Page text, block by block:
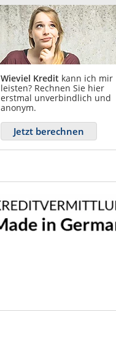
Wieviel Kredit kann ich mir
leisten? Rechnen Sie hier
erstmal unverbindlich und
anonym.
Jetzt berechnen